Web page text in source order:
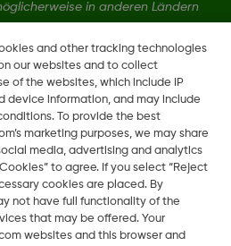
in anderen Ländern
vorbehalten.
Region ändern
and other tracking technologies
our websites and to collect
of the websites, which include IP
device information, and may include
To provide the best
marketing purposes, we may share
media, advertising and analytics
to agree. If you select “Reject
cookies are placed. By
not have full functionality of the
that may be offered. Your
websites and this browser and